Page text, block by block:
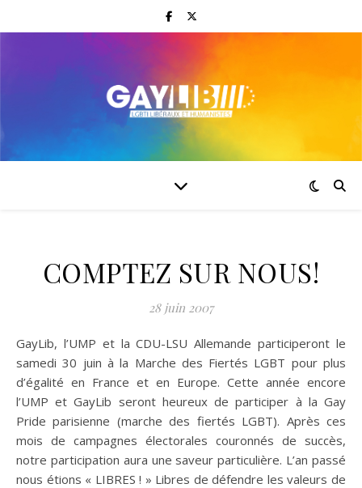
COMPTEZ SUR NOUS!
28 juin 2007
GayLib, l’UMP et la CDU-LSU Allemande participeront le
samedi 30 juin à la Marche des Fiertés LGBT pour plus
d’égalité en France et en Europe. Cette année encore
l’UMP et GayLib seront heureux de participer à la Gay
Pride parisienne (marche des fiertés LGBT). Après ces
mois de campagnes électorales couronnés de succès,
notre participation aura une saveur particulière. L’an passé
nous étions « LIBRES ! » Libres de défendre les valeurs de